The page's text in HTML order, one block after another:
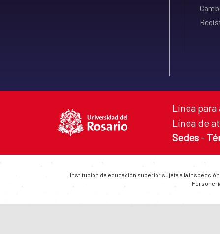
Línea para
Línea de
Sedes -
Institución de educación superior sujeta a la